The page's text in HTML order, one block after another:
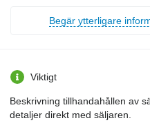
saturates the soil with oxygen
with timely use, completely
does not injure plants up to 15
can be used for inter-row
(7-8 leaves), for which it is
working bodies that interfere
Begär ytterligare
Viktigt
Beskrivning tillhandahållen av
detaljer direkt med säljaren.